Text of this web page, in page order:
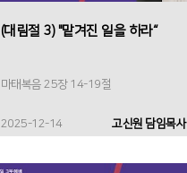
(대림절 3) "맡겨진 일을 하라“
마태복음 25장 14-19절
2025-12-14 고신원 담임목사